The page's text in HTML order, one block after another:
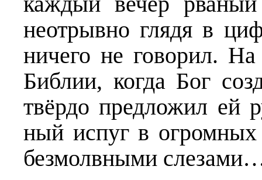
неотрывно глядя в
ничего не говорил.
Библии, когда Бог
твёрдо предложил ей
ный испуг в огромных
безмолвными